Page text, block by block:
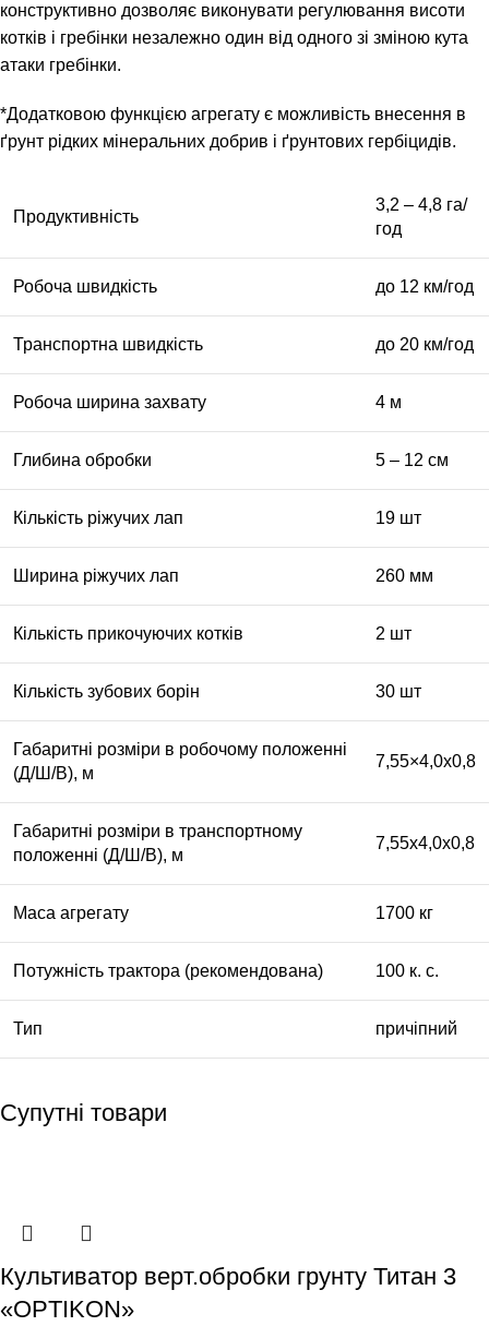
конструктивно дозволяє виконувати регулювання висоти
котків і гребінки незалежно один від одного зі зміною кута
атаки гребінки.
*Додатковою функцією агрегату є можливість внесення в
ґрунт рідких мінеральних добрив і ґрунтових гербіцидів.
Продуктивність
3,2 – 4,8 га/
год
Робоча швидкість до 12 км/год
Транспортна швидкість до 20 км/год
Робоча ширина захвату 4 м
Глибина обробки 5 – 12 см
Кількість ріжучих лап 19 шт
Ширина ріжучих лап 260 мм
Кількість прикочуючих котків 2 шт
Кількість зубових борін 30 шт
Габаритні розміри в робочому положенні
(Д/Ш/В), м
7,55×4,0х0,8
Габаритні розміри в транспортному
положенні (Д/Ш/В), м
7,55х4,0х0,8
Маса агрегату 1700 кг
Потужність трактора (рекомендована) 100 к. с.
Тип причіпний
Супутні товари
Культиватор верт.обробки грунту Титан 3
«OPTIKON»